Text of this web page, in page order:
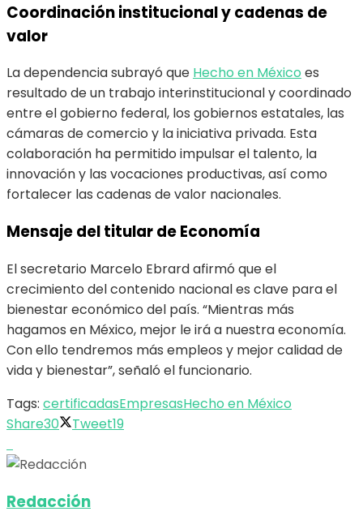
Coordinación institucional y cadenas de
valor
La dependencia subrayó que Hecho en México es
resultado de un trabajo interinstitucional y coordinado
entre el gobierno federal, los gobiernos estatales, las
cámaras de comercio y la iniciativa privada. Esta
colaboración ha permitido impulsar el talento, la
innovación y las vocaciones productivas, así como
fortalecer las cadenas de valor nacionales.
Mensaje del titular de Economía
El secretario Marcelo Ebrard afirmó que el
crecimiento del contenido nacional es clave para el
bienestar económico del país. “Mientras más
hagamos en México, mejor le irá a nuestra economía.
Con ello tendremos más empleos y mejor calidad de
vida y bienestar”, señaló el funcionario.
Tags: certificadasEmpresasHecho en México
Share30 Tweet19
Redacción